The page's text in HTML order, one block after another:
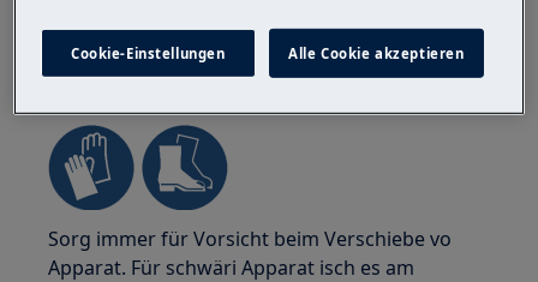
ACHTUNG!VERLETZUNGSGEFAHR
Sorg immer für Vorsicht beim Verschiebe vo
Apparat. Für schwäri Apparat isch es am
Cookie-Einstellungen Alle Cookie akzeptieren